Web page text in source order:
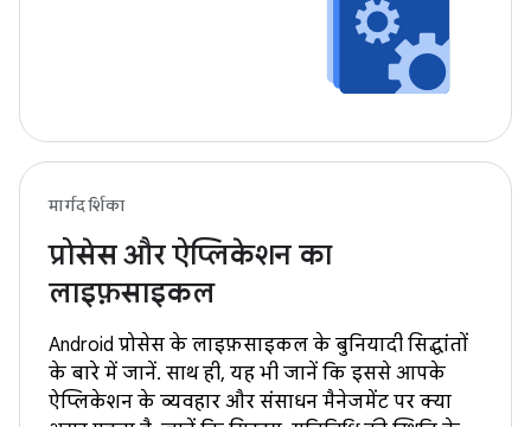
मार्गदर्शिका
प्रोसेस और ऐप्लिकेशन का
लाइफ़साइकल
Android प्रोसेस के लाइफ़साइकल के बुनियादी सिद्धांतों
के बारे में जानें. साथ ही, यह भी जानें कि इससे आपके
ऐप्लिकेशन के व्यवहार और संसाधन मैनेजमेंट पर क्या